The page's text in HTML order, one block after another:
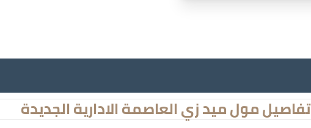
تفاصيل مول ميد زي العاصمة الادارية الجديدة